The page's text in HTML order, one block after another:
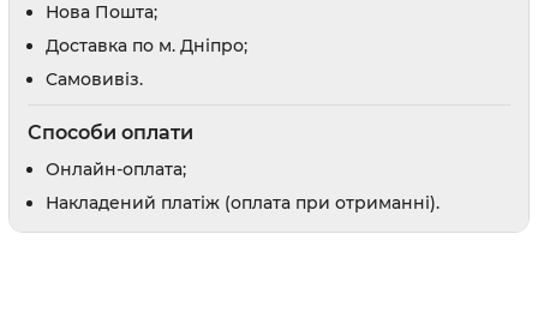
Нова Пошта;
Доставка по м. Дніпро;
Cамовивіз.
Способи оплати
Онлайн-оплата;
Накладений платіж (оплата при отриманні).